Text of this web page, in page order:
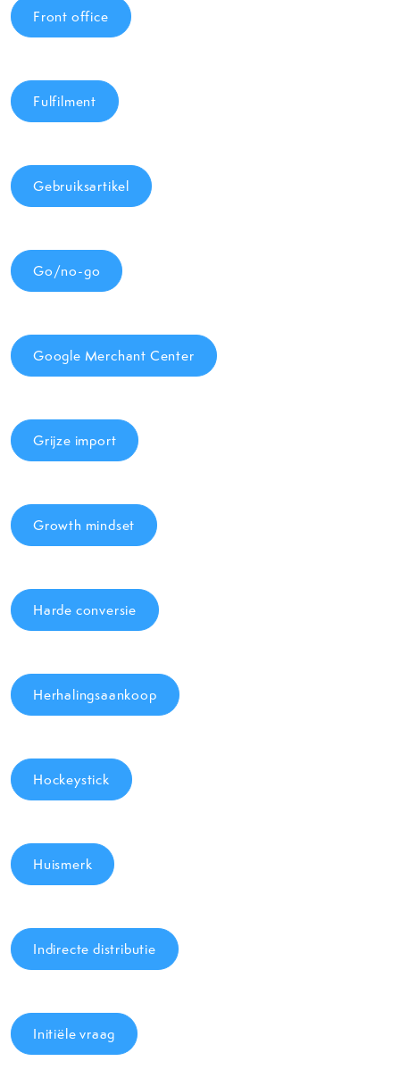
Front office
Fulfilment
Gebruiksartikel
Go/no-go
Google Merchant Center
Grijze import
Growth mindset
Harde conversie
Herhalingsaankoop
Hockeystick
Huismerk
Indirecte distributie
Initiële vraag